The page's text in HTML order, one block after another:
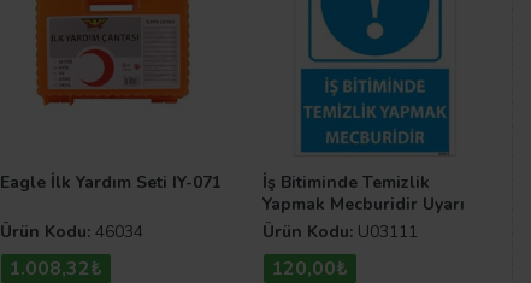
Eagle İlk Yardım Seti IY-071
Ürün Kodu: 46034
1.008,32₺
İş Bitiminde Temizlik
Yapmak Mecburidir Uyarı
Levhası
Ürün Kodu: U03111
120,00₺